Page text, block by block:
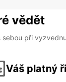
vědět
sebou při
Váš platný